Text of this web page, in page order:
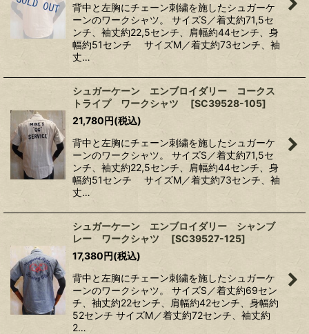
背中と左胸にチェーン刺繍を施したシュガーケ
ーンのワークシャツ。 サイズS／着丈約71,5セ
ンチ、袖丈約22,5センチ、肩幅約44センチ、身
幅約51センチ サイズM／着丈約73センチ、袖
丈…
シュガーケーン エンブロイダリー コークス
トライプ ワークシャツ
[SC39528-105]
21,780円(税込)
背中と左胸にチェーン刺繍を施したシュガーケ
ーンのワークシャツ。 サイズS／着丈約71,5セ
ンチ、袖丈約22,5センチ、肩幅約44センチ、身
幅約51センチ サイズM／着丈約73センチ、袖
丈…
シュガーケーン エンブロイダリー シャンブ
レー ワークシャツ
[SC39527-125]
17,380円(税込)
背中と左胸にチェーン刺繍を施したシュガーケ
ーンのワークシャツ。 サイズS／着丈約69セン
チ、袖丈約22センチ、肩幅約42センチ、身幅約
52センチ サイズM／着丈約72センチ、袖丈約
2…